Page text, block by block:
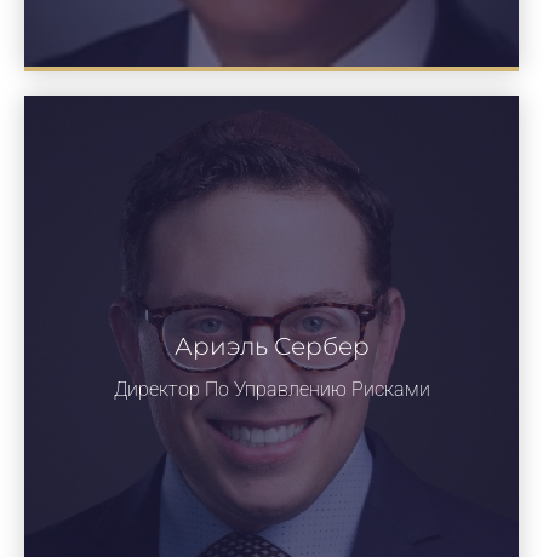
Ариэль Сербер
Директор По Управлению Рисками